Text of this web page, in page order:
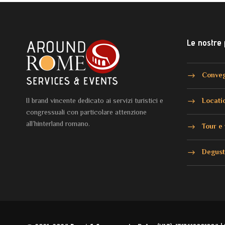
Il brand vincente dedicato ai servizi turistici e
congressuali con particolare attenzione
all’hinterland romano.
Le nostre
Tour e